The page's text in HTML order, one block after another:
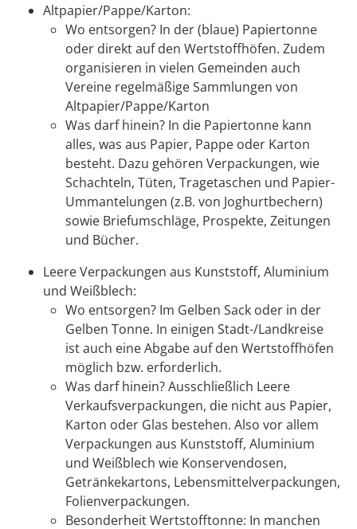
Altpapier/Pappe/Karton:
Wo entsorgen? In der (blaue) Papiertonne
oder direkt auf den Wertstoffhöfen. Zudem
organisieren in vielen Gemeinden auch
Vereine regelmäßige Sammlungen von
Altpapier/Pappe/Karton
Was darf hinein? In die Papiertonne kann
alles, was aus Papier, Pappe oder Karton
besteht. Dazu gehören Verpackungen, wie
Schachteln, Tüten, Tragetaschen und Papier-
Ummantelungen (z.B. von Joghurtbechern)
sowie Briefumschläge, Prospekte, Zeitungen
und Bücher.
Leere Verpackungen aus Kunststoff, Aluminium
und Weißblech:
Wo entsorgen? Im Gelben Sack oder in der
Gelben Tonne. In einigen Stadt-/Landkreise
ist auch eine Abgabe auf den Wertstoffhöfen
möglich bzw. erforderlich.
Was darf hinein? Ausschließlich Leere
Verkaufsverpackungen, die nicht aus Papier,
Karton oder Glas bestehen. Also vor allem
Verpackungen aus Kunststoff, Aluminium
und Weißblech wie Konservendosen,
Getränkekartons, Lebensmittelverpackungen,
Folienverpackungen.
Besonderheit Wertstofftonne: In manchen